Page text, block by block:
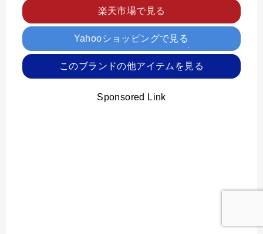
楽天市場で見る
Yahooショッピングで見る
このブランドの他アイテムを見る
Sponsored Link